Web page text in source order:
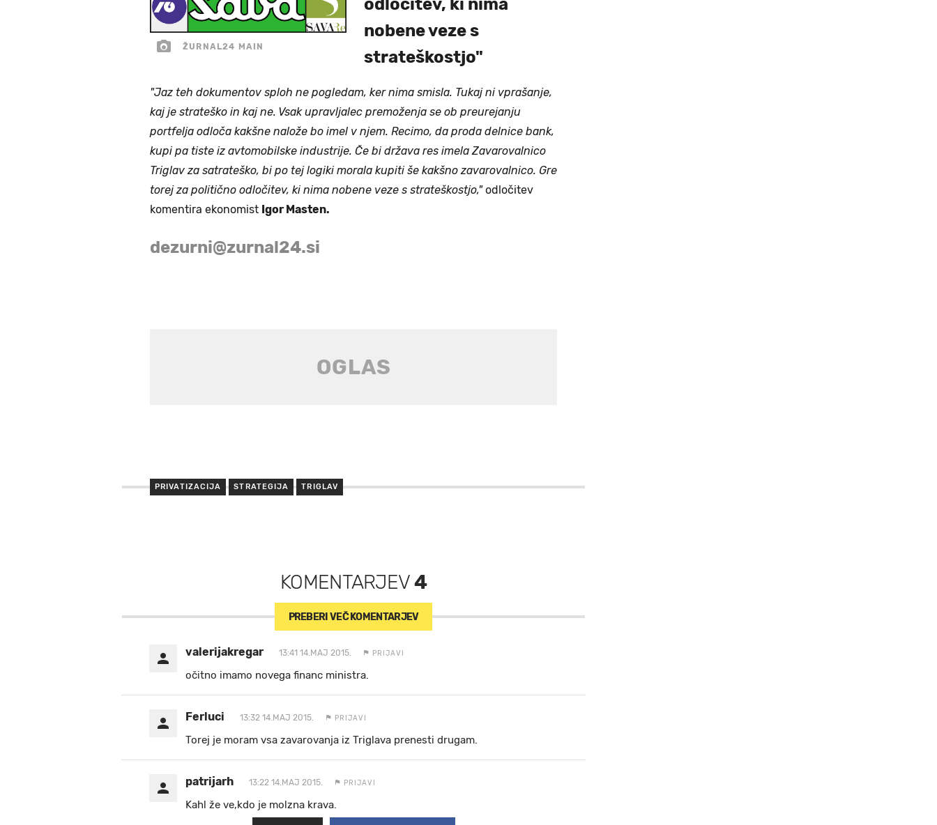
ŽURNAL24 MAIN
nobene veze s
strateškostjo"
"Jaz teh dokumentov sploh ne pogledam, ker nima smisla. Tukaj ni vprašanje,
kaj je strateško in kaj ne. Vsak upravljalec premoženja se ob preurejanju
portfelja odloča kakšne nalože bo imel v njem. Recimo, da proda delnice bank,
kupi pa tiste iz avtomobilske industrije. Če bi država res imela Zavarovalnico
Triglav za satrateško, bi po tej logiki morala kupiti še kakšno zavarovalnico. Gre
torej za politično odločitev, ki nima nobene veze s strateškostjo,"odločitev
komentira ekonomist Igor Masten.
dezurni@zurnal24.si
PRIVATIZACIJA STRATEGIJA TRIGLAV
KOMENTARJEV4
PREBERI VEČ KOMENTARJEV
valerijakregar 13:41 14.MAJ 2015. PRIJAVI
očitno imamo novega financ ministra.
Ferluci 13:32 14.MAJ 2015. PRIJAVI
Torej je moram vsa zavarovanja iz Triglava prenesti drugam.
patrijarh 13:22 14.MAJ 2015. PRIJAVI
Kahl že ve,kdo je molzna krava.